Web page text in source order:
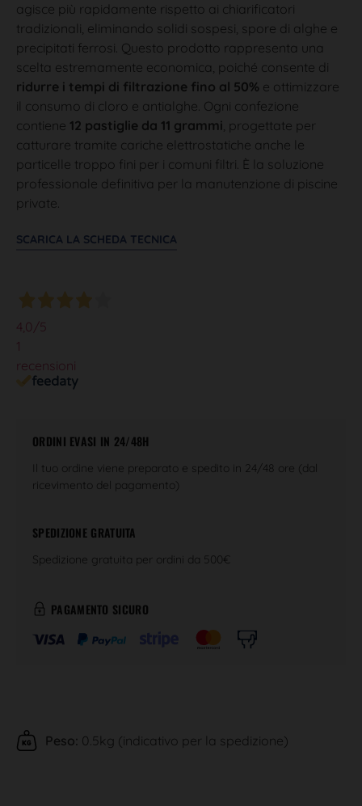
agisce più rapidamente rispetto ai chiarificatori
tradizionali, eliminando solidi sospesi, spore di alghe e
precipitati ferrosi. Questo prodotto rappresenta una
scelta estremamente economica, poiché consente di
ridurre i tempi di filtrazione fino al 50% e ottimizzare
il consumo di cloro e antialghe. Ogni confezione
contiene 12 pastiglie da 11 grammi, progettate per
catturare tramite cariche elettrostatiche anche le
particelle troppo fini per i comuni filtri. È la soluzione
professionale definitiva per la manutenzione di piscine
private.
SCARICA LA SCHEDA TECNICA
4,0 /5
1
recensioni
ORDINI EVASI IN 24/48H
Il tuo ordine viene preparato e spedito in 24/48 ore (dal
ricevimento del pagamento)
SPEDIZIONE GRATUITA
Spedizione gratuita per ordini da 500€
PAGAMENTO SICURO
Peso: 0.5kg (indicativo per la spedizione)